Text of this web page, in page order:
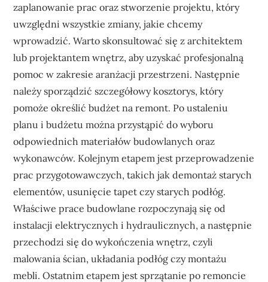
zaplanowanie prac oraz stworzenie projektu, który
uwzględni wszystkie zmiany, jakie chcemy
wprowadzić. Warto skonsultować się z architektem
lub projektantem wnętrz, aby uzyskać profesjonalną
pomoc w zakresie aranżacji przestrzeni. Następnie
należy sporządzić szczegółowy kosztorys, który
pomoże określić budżet na remont. Po ustaleniu
planu i budżetu można przystąpić do wyboru
odpowiednich materiałów budowlanych oraz
wykonawców. Kolejnym etapem jest przeprowadzenie
prac przygotowawczych, takich jak demontaż starych
elementów, usunięcie tapet czy starych podłóg.
Właściwe prace budowlane rozpoczynają się od
instalacji elektrycznych i hydraulicznych, a następnie
przechodzi się do wykończenia wnętrz, czyli
malowania ścian, układania podłóg czy montażu
mebli. Ostatnim etapem jest sprzątanie po remoncie